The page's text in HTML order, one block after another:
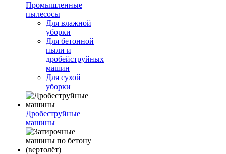
Промышленные
пылесосы
Для влажной
уборки
Для бетонной
пыли и
дробейструйных
машин
Для сухой
уборки
Дробеструйные
машины